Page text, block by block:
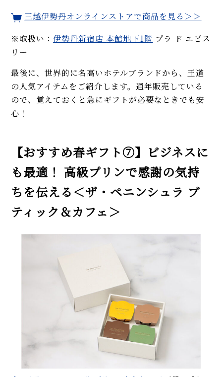
三越伊勢丹オンラインストアで商品を見る＞＞
※取扱い： 伊勢丹新宿店本館地下1階 プラ ド エピス
リー
最後に、世界的に名高いホテルブランドから、王道
の人気アイテムをご紹介します。通年販売している
ので、覚えておくと急にギフトが必要なときでも安
心！
【おすすめ春ギフト⑦】ビジネスに
も最適！ 高級プリンで感謝の気持
ちを伝える＜ザ・ペニンシュラ ブ
ティック＆カフェ＞